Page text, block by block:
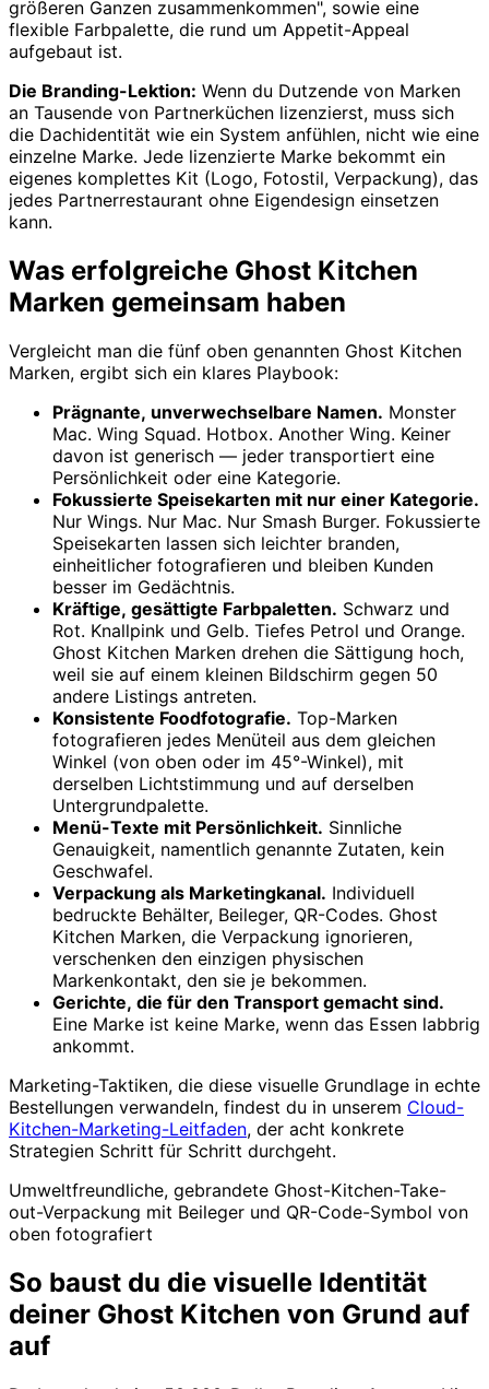
größeren Ganzen zusammenkommen", sowie eine
flexible Farbpalette, die rund um Appetit-Appeal
aufgebaut ist.
Die Branding-Lektion: Wenn du Dutzende von Marken
an Tausende von Partnerküchen lizenzierst, muss sich
die Dachidentität wie ein System anfühlen, nicht wie eine
einzelne Marke. Jede lizenzierte Marke bekommt ein
eigenes komplettes Kit (Logo, Fotostil, Verpackung), das
jedes Partnerrestaurant ohne Eigendesign einsetzen
kann.
Was erfolgreiche Ghost Kitchen
Marken gemeinsam haben
Vergleicht man die fünf oben genannten Ghost Kitchen
Marken, ergibt sich ein klares Playbook:
Prägnante, unverwechselbare Namen. Monster
Mac. Wing Squad. Hotbox. Another Wing. Keiner
davon ist generisch — jeder transportiert eine
Persönlichkeit oder eine Kategorie.
Fokussierte Speisekarten mit nur einer Kategorie.
Nur Wings. Nur Mac. Nur Smash Burger. Fokussierte
Speisekarten lassen sich leichter branden,
einheitlicher fotografieren und bleiben Kunden
besser im Gedächtnis.
Kräftige, gesättigte Farbpaletten. Schwarz und
Rot. Knallpink und Gelb. Tiefes Petrol und Orange.
Ghost Kitchen Marken drehen die Sättigung hoch,
weil sie auf einem kleinen Bildschirm gegen 50
andere Listings antreten.
Konsistente Foodfotografie. Top-Marken
fotografieren jedes Menüteil aus dem gleichen
Winkel (von oben oder im 45°-Winkel), mit
derselben Lichtstimmung und auf derselben
Untergrundpalette.
Menü-Texte mit Persönlichkeit. Sinnliche
Genauigkeit, namentlich genannte Zutaten, kein
Geschwafel.
Verpackung als Marketingkanal. Individuell
bedruckte Behälter, Beileger, QR-Codes. Ghost
Kitchen Marken, die Verpackung ignorieren,
verschenken den einzigen physischen
Markenkontakt, den sie je bekommen.
Gerichte, die für den Transport gemacht sind.
Eine Marke ist keine Marke, wenn das Essen labbrig
ankommt.
Marketing-Taktiken, die diese visuelle Grundlage in echte
Bestellungen verwandeln, findest du in unserem Cloud-
Kitchen-Marketing-Leitfaden, der acht konkrete
Strategien Schritt für Schritt durchgeht.
Umweltfreundliche, gebrandete Ghost-Kitchen-Take-
out-Verpackung mit Beileger und QR-Code-Symbol von
oben fotografiert
So baust du die visuelle Identität
deiner Ghost Kitchen von Grund auf
auf